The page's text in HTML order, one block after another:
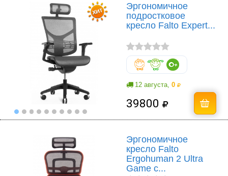
Эргономичное
подростковое
кресло Falto Expert...
12 августа, 0
39800
Эргономичное
кресло Falto
Ergohuman 2 Ultra
Game с...